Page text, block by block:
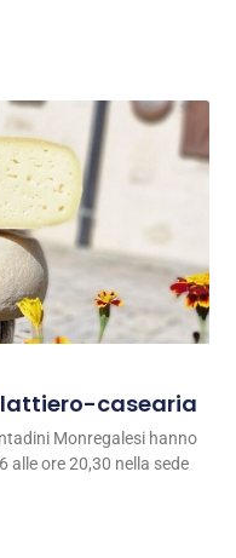
casearia
Monregalesi hanno
alle ore 20,30 nella sede